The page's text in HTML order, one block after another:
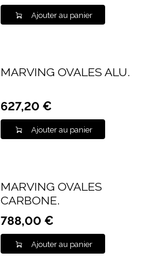
Ajouter au panier
MARVING OVALES ALU.
627,20 €
Ajouter au panier
MARVING OVALES
CARBONE.
788,00 €
Ajouter au panier